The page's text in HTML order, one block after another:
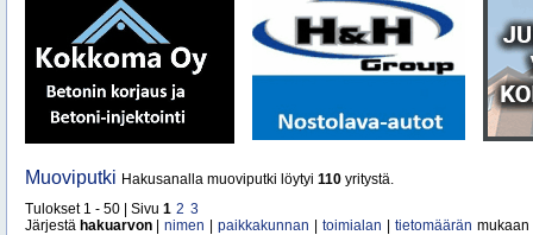
Muoviputki Hakusanalla muoviputki löytyi 110 yritystä.
Tulokset 1 - 50 | Sivu 1 2 3
Järjestä hakuarvon nimen paikkakunnan toimialan tietomäärän mukaan